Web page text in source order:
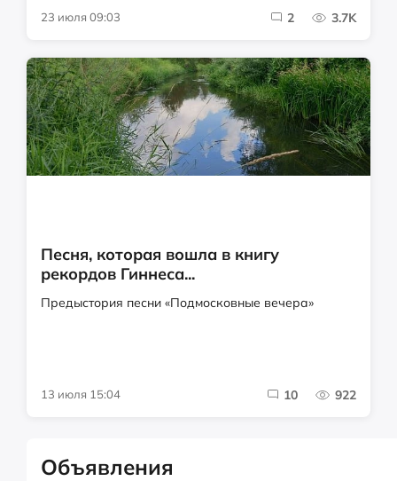
23 июля 09:03 2 3.7K
Песня, которая вошла в книгу
рекордов Гиннеса...
Предыстория песни «Подмосковные вечера»
13 июля 15:04 10 922
Объявления